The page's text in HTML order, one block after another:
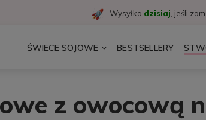
Wysyłka dzisiaj , jeśli
ŚWIECE SOJOWE BESTSELLERY
z owocową